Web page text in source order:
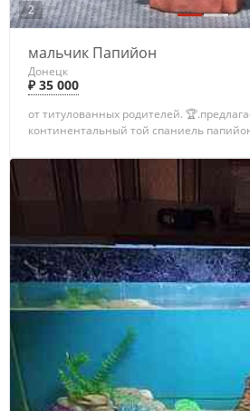
2
мальчик Папийон
Донецк
₽ 35 000
от титулованных родителей.
континентальный той спаниель